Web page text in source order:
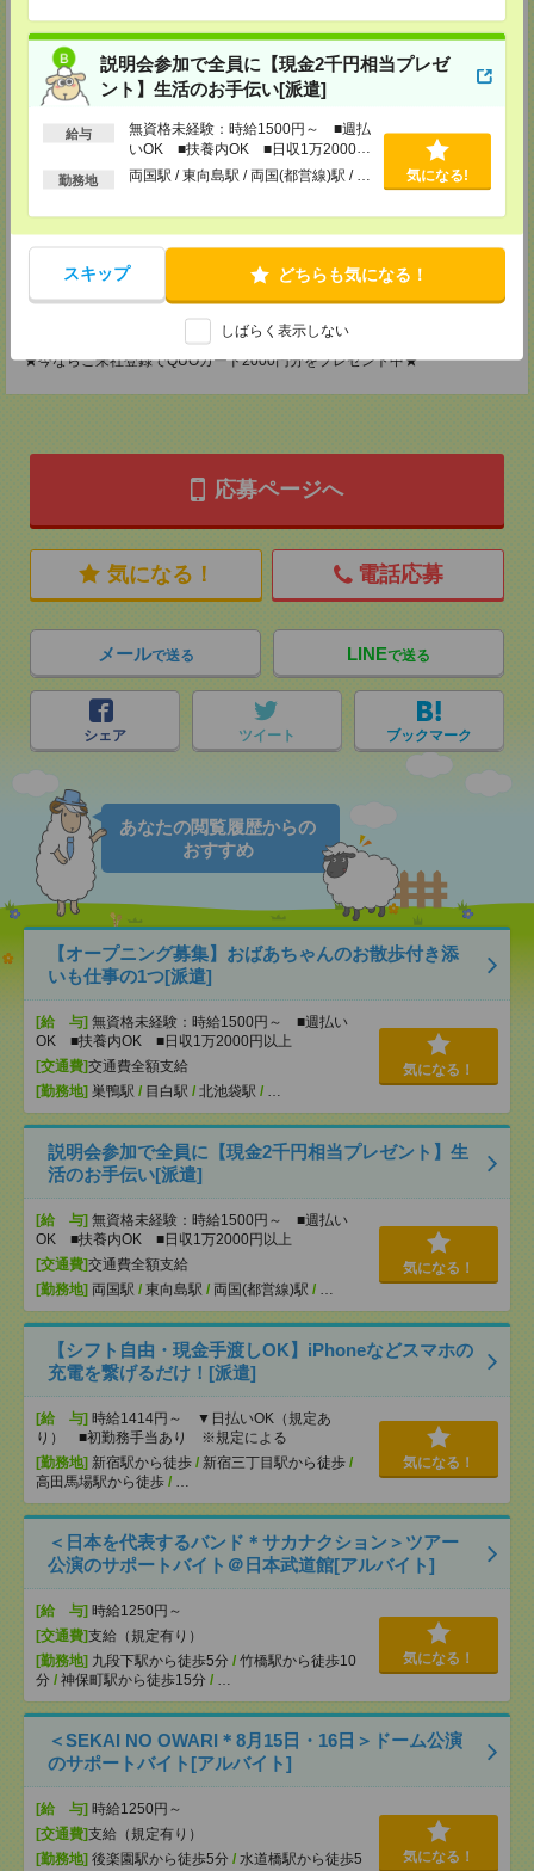
説明会参加で全員に【現金2千円相当プレゼ
ント】生活のお手伝い[派遣]
給与
無資格未経験：時給1500円～ ■週払
いOK ■扶養内OK ■日収1万2000円
以上
勤務地 両国駅 / 東向島駅 / 両国(都営線)駅 / … 気になる!
スキップ どちらも気になる！
しばらく表示しない
MAIL：tenshoku@nikken-ts.jp
担当：採用担当
メディカルケア事業部 町田オフィス
東京都町田市森野1-7-23 大樹生命町田ビル6F
TEL：0120-453-285
MAIL：tenshoku@nikken-ts.jp
神奈川県横浜市保土ケ谷区神戸町134 横浜ビジネスパークサウスタワー
2F B区画
TEL：0120-901-799
MAIL：tenshoku@nikken-ts.jp
★今ならご来社登録でQUOカード2000円分をプレゼント中★
応募ページへ
気になる！ 電話応募
メールで送る LINEで送る
シェア ツイート ブックマーク
あなたの閲覧履歴からの
おすすめ
【オープニング募集】おばあちゃんのお散歩付き添
いも仕事の1つ[派遣]
[給 与] 無資格未経験：時給1500円～ ■週払い
OK ■扶養内OK ■日収1万2000円以上
[交通費]交通費全額支給
[勤務地] 巣鴨駅 / 目白駅 / 北池袋駅 / …
気になる！
説明会参加で全員に【現金2千円相当プレゼント】生
活のお手伝い[派遣]
[給 与] 無資格未経験：時給1500円～ ■週払い
OK ■扶養内OK ■日収1万2000円以上
[交通費]交通費全額支給
[勤務地] 両国駅 / 東向島駅 / 両国(都営線)駅 / …
気になる！
【シフト自由・現金手渡しOK】iPhoneなどスマホの
充電を繋げるだけ！[派遣]
[給 与] 時給1414円～ ▼日払いOK（規定あ
り） ■初勤務手当あり ※規定による
[勤務地] 新宿駅から徒歩 / 新宿三丁目駅から徒歩 /
高田馬場駅から徒歩 / …
気になる！
＜日本を代表するバンド＊サカナクション＞ツアー
公演のサポートバイト＠日本武道館[アルバイト]
[給 与] 時給1250円～
[交通費]支給（規定有り）
[勤務地] 九段下駅から徒歩5分 / 竹橋駅から徒歩10
分 / 神保町駅から徒歩15分 / …
気になる！
＜SEKAI NO OWARI＊8月15日・16日＞ドーム公演
のサポートバイト[アルバイト]
[給 与] 時給1250円～
[交通費]支給（規定有り）
[勤務地] 後楽園駅から徒歩5分 / 水道橋駅から徒歩5
気になる！